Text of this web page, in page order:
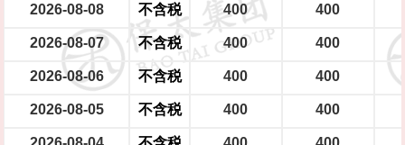
2026-08-08 不含税 400 400
2026-08-07 不含税 400 400
2026-08-06 不含税 400 400
2026-08-05 不含税 400 400